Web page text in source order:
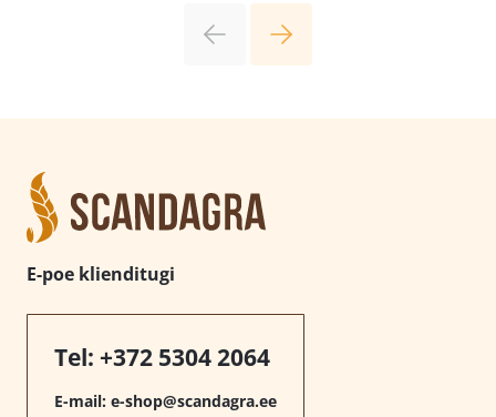
E-poe klienditugi
Tel: +372 5304 2064
E-mail: e-shop@scandagra.ee